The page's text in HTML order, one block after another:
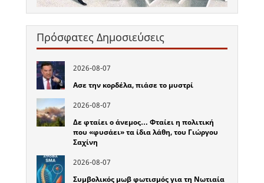
Πρόσφατες Δημοσιεύσεις
2026-08-07
Ασε την κορδέλα, πιάσε το μυστρί
2026-08-07
Δε φταίει ο άνεμος… Φταίει η πολιτική
που «φυσάει» τα ίδια λάθη, του Γιώργου
Σαχίνη
2026-08-07
Συμβολικός μωβ φωτισμός για τη Νωτιαία